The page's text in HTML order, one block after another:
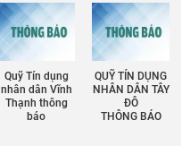
Quỹ Tín dụng
nhân dân Vĩnh
Thạnh thông
báo
QUỸ TÍN DỤNG
NHÂN DÂN TÂY
ĐÔ
THÔNG BÁO